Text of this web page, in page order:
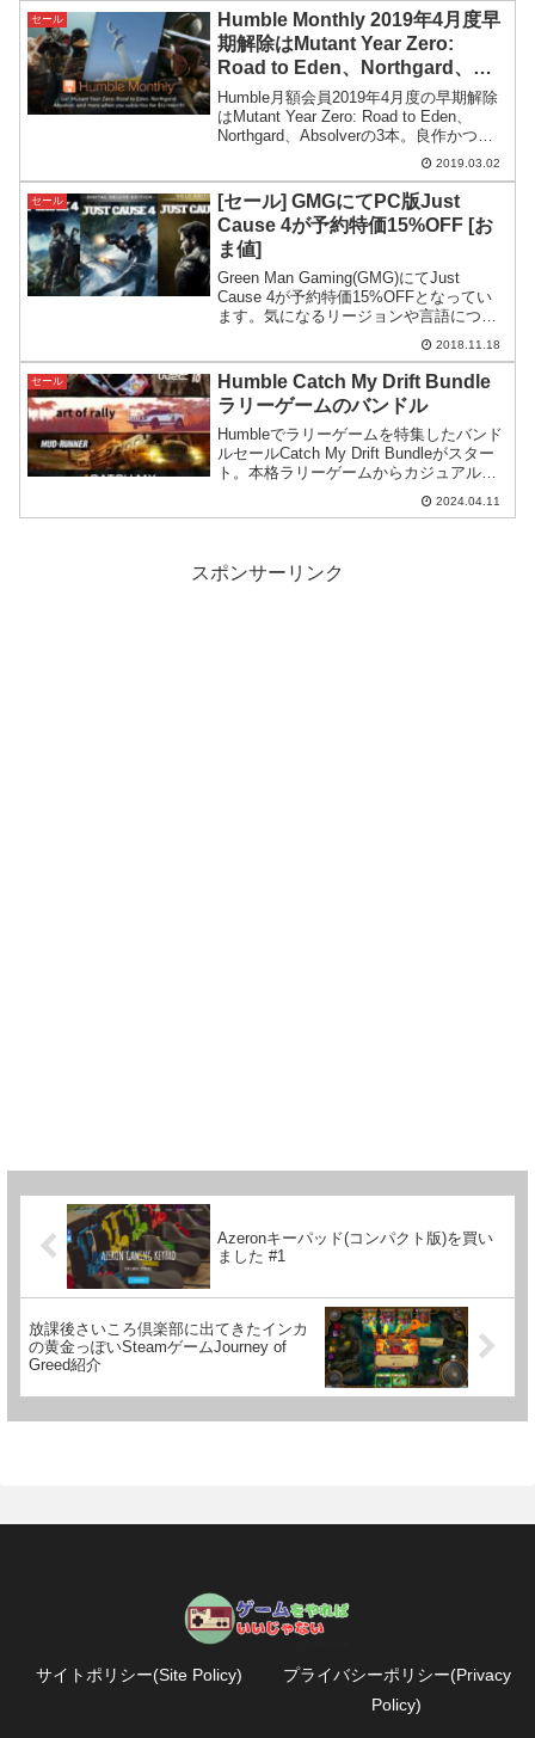
セール
Humble Monthly 2019年4月度早
期解除はMutant Year Zero:
Road to Eden、Northgard、
Absolver [追記]
Humble月額会員2019年4月度の早期解除
はMutant Year Zero: Road to Eden、
Northgard、Absolverの3本。良作かつ新
作が入っており、なかなか良い内容にな
2019.03.02
セール
[セール] GMGにてPC版Just
Cause 4が予約特価15%OFF [お
ま値]
Green Man Gaming(GMG)にてJust
Cause 4が予約特価15%OFFとなってい
ます。気になるリージョンや言語につい
て考察しつつ、おま値なJust Cause 4に
2018.11.18
セール
Humble Catch My Drift Bundle
ラリーゲームのバンドル
Humbleでラリーゲームを特集したバンド
ルセールCatch My Drift Bundleがスター
ト。本格ラリーゲームからカジュアル風
のものまで色々なレースゲームが含まれ
2024.04.11
スポンサーリンク
Azeronキーパッド(コンパクト版)を買い
ました #1
放課後さいころ倶楽部に出てきたインカ
の黄金っぽいSteamゲームJourney of
Greed紹介
サイトポリシー(Site Policy)
プライバシーポリシー(Privacy
Policy)